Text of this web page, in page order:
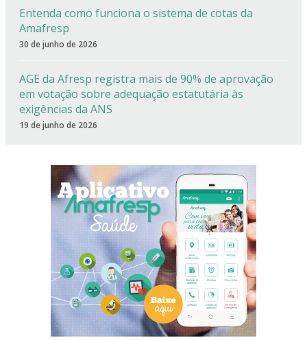
Entenda como funciona o sistema de cotas da
Amafresp
30 de junho de 2026
AGE da Afresp registra mais de 90% de aprovação
em votação sobre adequação estatutária às
exigências da ANS
19 de junho de 2026